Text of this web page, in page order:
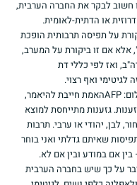
חשוב לבקר את החברה הערבית,
או הדתית-לאומית.
כל ביקורת על תפיסה תרבותית הופכת
אלא אם זו ביקורת על המערב,
ואז לפי כללי דת
לגיטימי ואף רצוי.
הפגנה בתל אביב. צילום: AFPהאמת חייבת להיאמר,
גזענות מתייחסת למוצא
לבן, יהודי או ערבי. תרבות
שאיתם גדלתי ואני בוחר
אם במודע ובין אם לא.
על כך שיש בחברה הערבית